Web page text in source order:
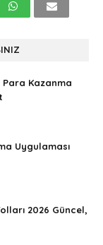
Kazanma
Uygulaması
2026 Güncel,